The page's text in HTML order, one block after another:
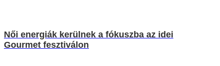
Női energiák kerülnek a fókuszba az idei
Gourmet fesztiválon